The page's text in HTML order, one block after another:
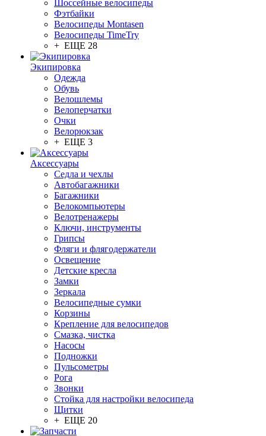
Шоссейные велосипеды
Фэтбайки
Велосипеды Montasen
Велосипеды TimeTry
+ ЕЩЕ 28
Экипировка
Одежда
Обувь
Велошлемы
Велоперчатки
Очки
Велорюкзак
+ ЕЩЕ 3
Аксессуары
Седла и чехлы
Автобагажники
Багажники
Велокомпьютеры
Велотренажеры
Ключи, инструменты
Грипсы
Фляги и флягодержатели
Освещение
Детские кресла
Замки
Зеркала
Велосипедные сумки
Корзины
Крепление для велосипедов
Смазка, чистка
Насосы
Подножки
Пульсометры
Рога
Звонки
Стойка для настройки велосипеда
Щитки
+ ЕЩЕ 20